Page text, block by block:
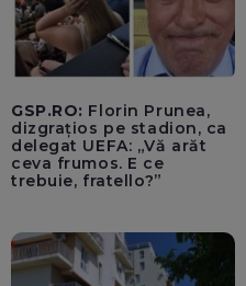
GSP.RO: Florin Prunea,
dizgrațios pe stadion, ca
delegat UEFA: „Vă arăt
ceva frumos. E ce
trebuie, fratello?”